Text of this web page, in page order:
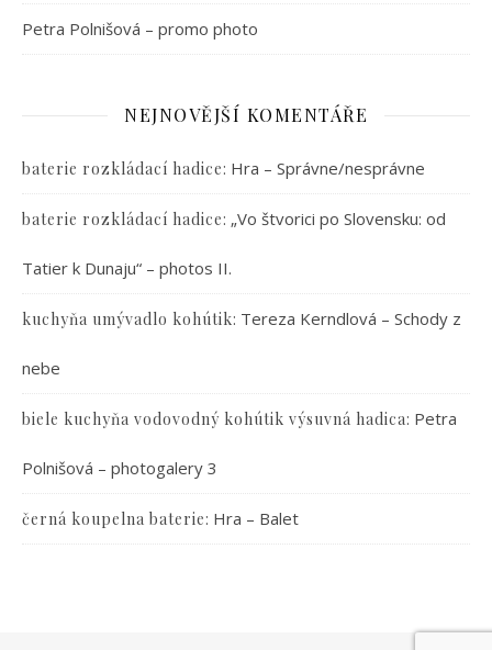
Petra Polnišová – promo photo
NEJNOVĚJŠÍ KOMENTÁŘE
baterie rozkládací hadice: Hra – Správne/nesprávne
baterie rozkládací hadice: „Vo štvorici po Slovensku: od
Tatier k Dunaju“ – photos II.
kuchyňa umývadlo kohútik: Tereza Kerndlová – Schody z
nebe
biele kuchyňa vodovodný kohútik výsuvná hadica: Petra
Polnišová – photogalery 3
černá koupelna baterie: Hra – Balet